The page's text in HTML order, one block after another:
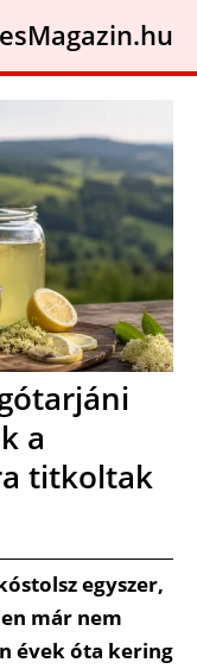
a
titkoltak
egyszer,
már nem
évek óta kering